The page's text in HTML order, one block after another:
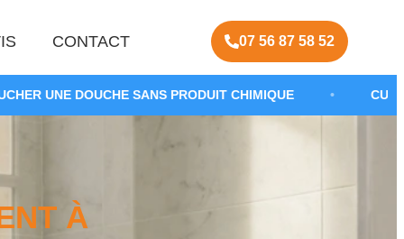
CONTACT 07 56 87 58 52
SANS PRODUIT CHIMIQUE • CURAGE DE
À